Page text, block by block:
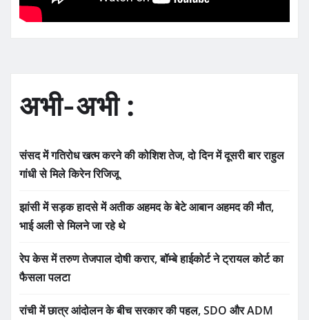
अभी-अभी :
संसद में गतिरोध खत्म करने की कोशिश तेज, दो दिन में दूसरी बार राहुल
गांधी से मिले किरेन रिजिजू
झांसी में सड़क हादसे में अतीक अहमद के बेटे आबान अहमद की मौत,
भाई अली से मिलने जा रहे थे
रेप केस में तरुण तेजपाल दोषी करार, बॉम्बे हाईकोर्ट ने ट्रायल कोर्ट का
फैसला पलटा
रांची में छात्र आंदोलन के बीच सरकार की पहल, SDO और ADM